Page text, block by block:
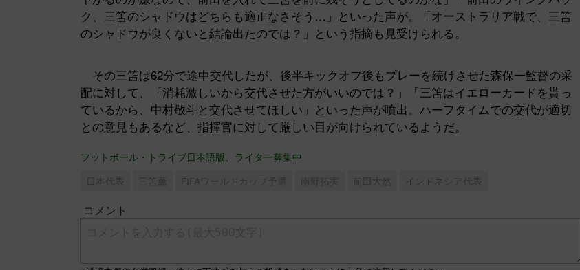
ク、三笘のシャドウはどちらも適正なさそう…」といった声が。「オーストラリア戦で、三笘
のシャドウが良くないと結論出たのでは？」という指摘も見受けられる。
その三笘は62分で途中交代したが、後半キックオフ後もプレーを続けさせた森保一監督の采
配に対して、「消耗激しいから交代させた方がいいのでは？」「三笘はイエローカードを貰っ
ているから、中村敬斗と交代させてほしい」といった声が噴出。ハーフタイムでの交代が適切
との意見もあるなど、指揮官に対して厳しい目が向けられているようだ。
フットボール・トライブ日本語版、ライター募集中
日本代表 FIFAワールドカップ予選 南野拓実 前田大然 インドネシア代表